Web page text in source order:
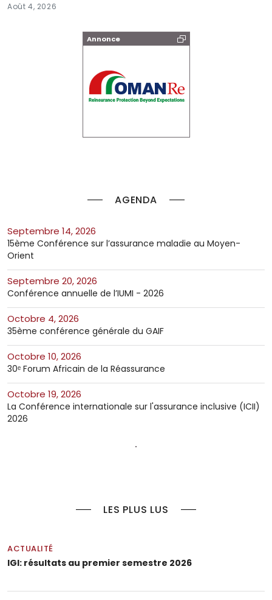
Annonce
AGENDA
septembre 14, 2026
15ème Conférence sur l’assurance maladie au Moyen-
Orient
septembre 20, 2026
Conférence annuelle de l’IUMI - 2026
octobre 4, 2026
35ème conférence générale du GAIF
octobre 10, 2026
30ᵉ Forum Africain de la Réassurance
octobre 19, 2026
La Conférence internationale sur l'assurance inclusive (ICII)
2026
LES PLUS LUS
ACTUALITÉ
IGI: résultats au premier semestre 2026
Août 4, 2026